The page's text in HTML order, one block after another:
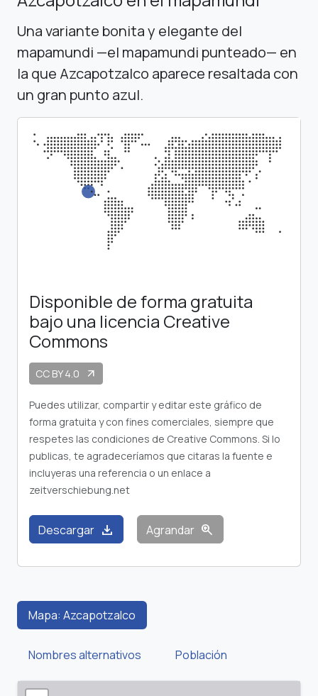
Una variante bonita y elegante del
mapamundi —el mapamundi punteado— en
la que Azcapotzalco aparece resaltada con
un gran punto azul.
Disponible de forma gratuita
bajo una licencia Creative
Commons
CC BY 4.0 arrow_outward
Puedes utilizar, compartir y editar este gráfico de
forma gratuita y con fines comerciales, siempre que
respetes las condiciones de Creative Commons. Si lo
publicas, te agradeceríamos que citaras la fuente e
incluyeras una referencia o un enlace a
zeitverschiebung.net
Descargar download Agrandar zoom_in
Mapa: Azcapotzalco
Nombres alternativos Población